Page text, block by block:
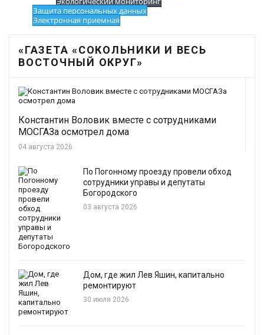
Защита персональных данных
Электронная приемная
«ГАЗЕТА «СОКОЛЬНИКИ И ВЕСЬ
ВОСТОЧНЫЙ ОКРУГ»
Константин Воловик вместе с сотрудниками
МОСГАЗа осмотрел дома
04 августа 2026
По Погонному проезду провели обход
сотрудники управы и депутаты
Богородского
03 августа 2026
Дом, где жил Лев Яшин, капитально
ремонтируют
30 июля 2026